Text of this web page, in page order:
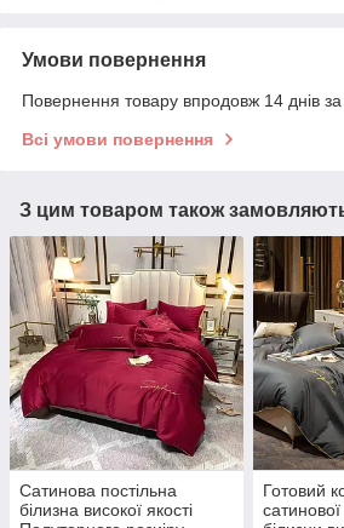
Умови повернення
Повернення товару впродовж 14 днів
Всі умови повернення
З цим товаром також
Сатинова постільна
білизна високої якості
Готовий
сатинової